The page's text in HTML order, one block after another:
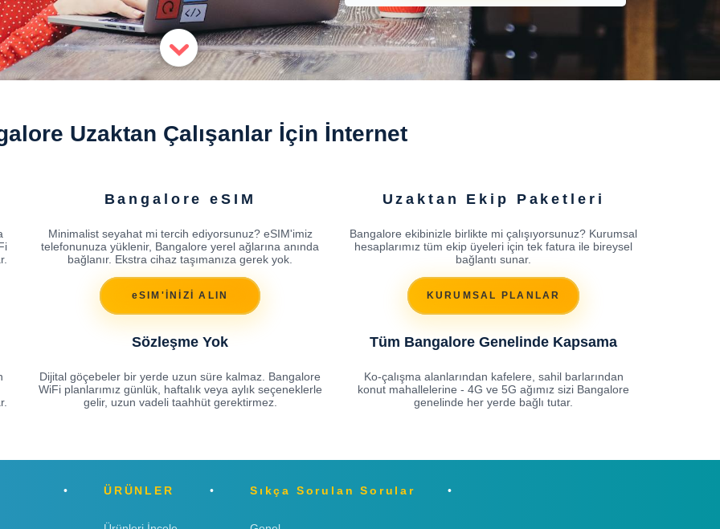
Uzaktan Çalışanlar İçin İnternet
Bangalore eSIM
Minimalist seyahat mi tercih ediyorsunuz? eSIM'imiz
telefonunuza yüklenir, Bangalore yerel ağlarına anında
bağlanır. Ekstra cihaz taşımanıza gerek yok.
eSIM'İNİZİ ALIN
Uzaktan Ekip Paketleri
Bangalore ekibinizle birlikte mi çalışıyorsunuz? Kurumsal
hesaplarımız tüm ekip üyeleri için tek fatura ile bireysel
bağlantı sunar.
KURUMSAL PLANLAR
Sözleşme Yok
Dijital göçebeler bir yerde uzun süre kalmaz. Bangalore
WiFi planlarımız günlük, haftalık veya aylık seçeneklerle
gelir, uzun vadeli taahhüt gerektirmez.
Tüm Bangalore Genelinde Kapsama
Ko-çalışma alanlarından kafelere, sahil barlarından
konut mahallelerine - 4G ve 5G ağımız sizi Bangalore
genelinde her yerde bağlı tutar.
ÜRÜNLER Sıkça Sorulan Sorular